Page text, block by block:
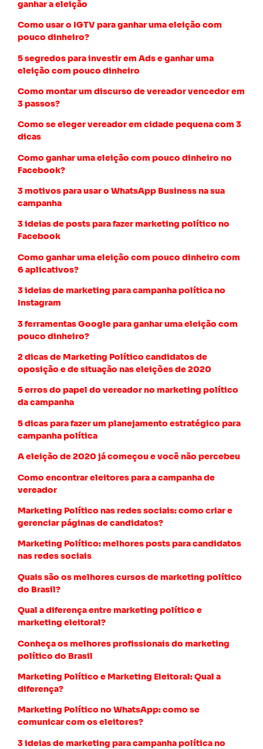
ganhar a eleição
Como usar o IGTV para ganhar uma eleição com
pouco dinheiro?
5 segredos para investir em Ads e ganhar uma
eleição com pouco dinheiro
Como montar um discurso de vereador vencedor em
3 passos?
Como se eleger vereador em cidade pequena com 3
dicas
Como ganhar uma eleição com pouco dinheiro no
Facebook?
3 motivos para usar o WhatsApp Business na sua
campanha
3 ideias de posts para fazer marketing político no
Facebook
Como ganhar uma eleição com pouco dinheiro com
6 aplicativos?
3 ideias de marketing para campanha política no
Instagram
3 ferramentas Google para ganhar uma eleição com
pouco dinheiro?
2 dicas de Marketing Político candidatos de
oposição e de situação nas eleições de 2020
5 erros do papel do vereador no marketing político
da campanha
5 dicas para fazer um planejamento estratégico para
campanha política
A eleição de 2020 já começou e você não percebeu
Como encontrar eleitores para a campanha de
vereador
Marketing Político nas redes sociais: como criar e
gerenciar páginas de candidatos?
Marketing Político: melhores posts para candidatos
nas redes sociais
Quais são os melhores cursos de marketing político
do Brasil?
Qual a diferença entre marketing político e
marketing eleitoral?
Conheça os melhores profissionais do marketing
político do Brasil
Marketing Político e Marketing Eleitoral: Qual a
diferença?
Marketing Político no WhatsApp: como se
comunicar com os eleitores?
3 ideias de marketing para campanha política no